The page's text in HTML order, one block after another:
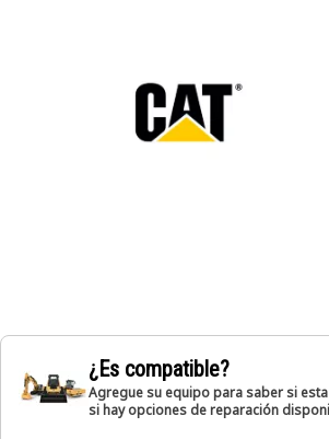
¿Es compatible?
Agregue su equipo para saber si
si hay opciones de reparación